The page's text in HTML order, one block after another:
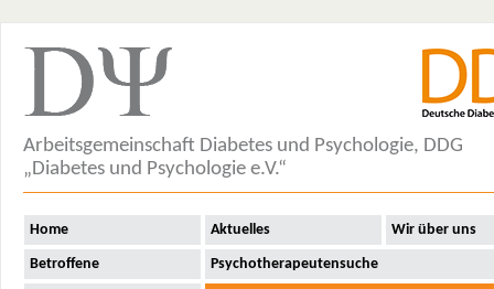
Arbeitsgemeinschaft Diabetes und Psychologie, DDG
„Diabetes und Psychologie e.V.“
Home Aktuelles Wir über uns
Betroffene Psychotherapeutensuche